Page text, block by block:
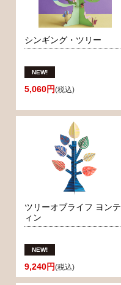
シンギング・ツリー
5,060円(税込)
ツリーオブライフ ヨンテ
ィン
9,240円(税込)